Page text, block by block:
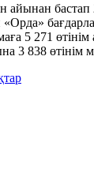
айынан
«Орда»
5 271
3 838 өтінім